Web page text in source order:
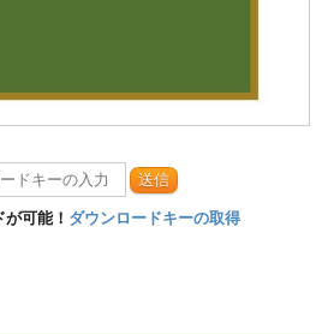
送信
可能！ ダウンロードキーの取得